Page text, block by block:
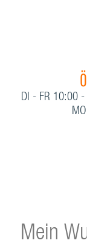
DI - FR 10:00
Mein